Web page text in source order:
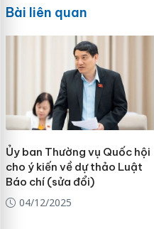
Bài liên quan
Ủy ban Thường vụ Quốc hội
cho ý kiến về dự thảo Luật
Báo chí (sửa đổi)
04/12/2025